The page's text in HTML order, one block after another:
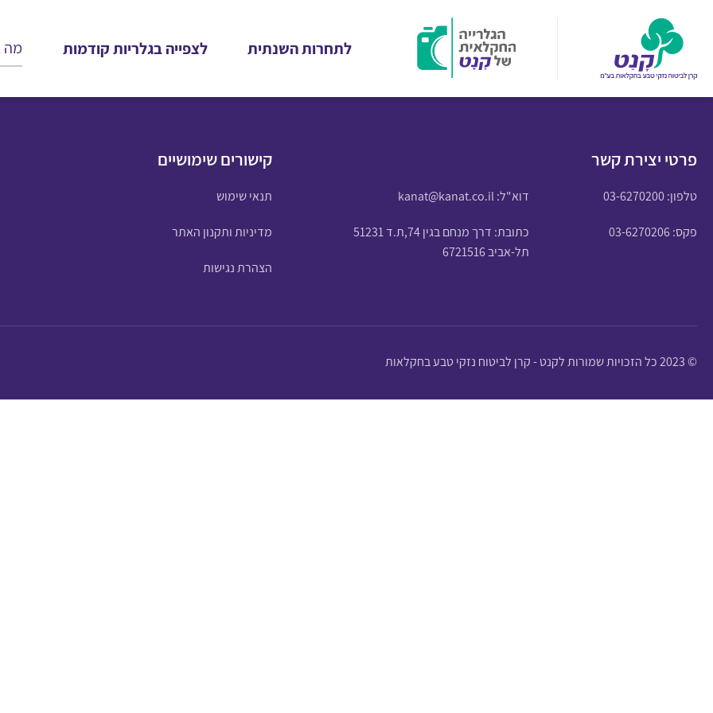
לתחרות השנתית לצפייה בגלריות קודמות
פרטי יצירת קשר
טלפון:03-6270200 דוא"ל:kanat@kanat.co.il
פקס: 03-6270206
כתובת: דרך מנחם בגין 74,ת.ד 51231
תל-אביב 6721516
קישורים שימושיים
תנאי שימוש
מדיניות ותקנון האתר
הצהרת נגישות
© 2023 כל הזכויות שמורות לקנט - קרן לביטוח נזקי טבע בחקלאות